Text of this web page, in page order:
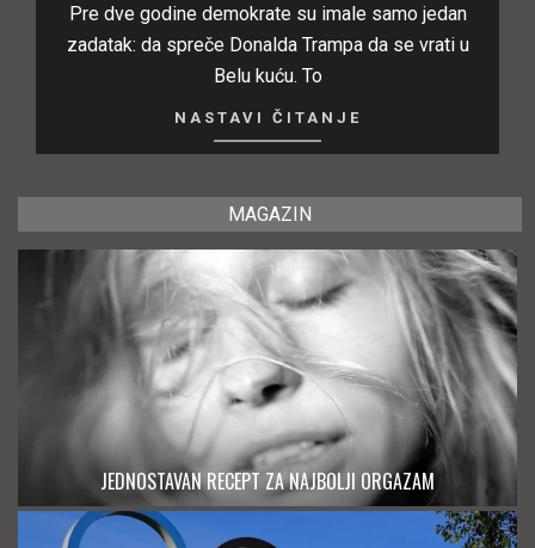
Pre dve godine demokrate su imale samo jedan
zadatak: da spreče Donalda Trampa da se vrati u
Belu kuću. To
NASTAVI ČITANJE
MAGAZIN
PET RANIH ZNAKOVA DEMENCIJE: UOČITE IH NA VREME I
USPORITE NJENO NAPREDOVANJE